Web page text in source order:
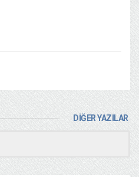
DİĞER YAZILAR